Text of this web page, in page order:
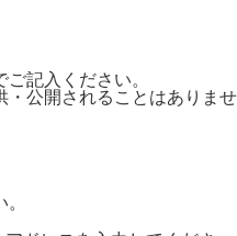
記入ください。
・公開されることはありませ